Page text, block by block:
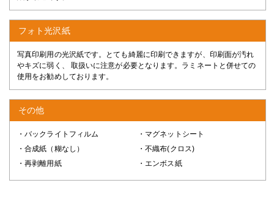
フォト光沢紙
写真印刷用の光沢紙です。とても綺麗に印刷できますが、印刷面が汚れ
やキズに弱く、 取扱いに注意が必要となります。ラミネートと併せての
使用をお勧めしております。
その他
・バックライトフィルム
・マグネットシート
・合成紙（糊なし）
・不織布(クロス)
・再剥離用紙
・エンボス紙